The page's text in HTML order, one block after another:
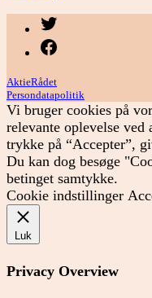
AktieRådet
Persondatapolitik
Vi bruger cookies på
relevante oplevelse ved
trykke på “Accepter”,
Du kan dog besøge
betinget samtykke.
Cookie indstillinger
Luk
Privacy Overview